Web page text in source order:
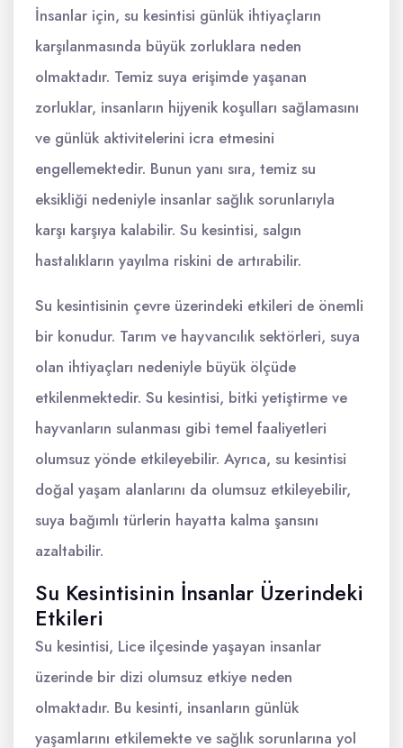
İnsanlar için, su kesintisi günlük ihtiyaçların
karşılanmasında büyük zorluklara neden
olmaktadır. Temiz suya erişimde yaşanan
zorluklar, insanların hijyenik koşulları sağlamasını
ve günlük aktivitelerini icra etmesini
engellemektedir. Bunun yanı sıra, temiz su
eksikliği nedeniyle insanlar sağlık sorunlarıyla
karşı karşıya kalabilir. Su kesintisi, salgın
hastalıkların yayılma riskini de artırabilir.
Su kesintisinin çevre üzerindeki etkileri de önemli
bir konudur. Tarım ve hayvancılık sektörleri, suya
olan ihtiyaçları nedeniyle büyük ölçüde
etkilenmektedir. Su kesintisi, bitki yetiştirme ve
hayvanların sulanması gibi temel faaliyetleri
olumsuz yönde etkileyebilir. Ayrıca, su kesintisi
doğal yaşam alanlarını da olumsuz etkileyebilir,
suya bağımlı türlerin hayatta kalma şansını
azaltabilir.
Su Kesintisinin İnsanlar Üzerindeki
Etkileri
Su kesintisi, Lice ilçesinde yaşayan insanlar
üzerinde bir dizi olumsuz etkiye neden
olmaktadır. Bu kesinti, insanların günlük
yaşamlarını etkilemekte ve sağlık sorunlarına yol